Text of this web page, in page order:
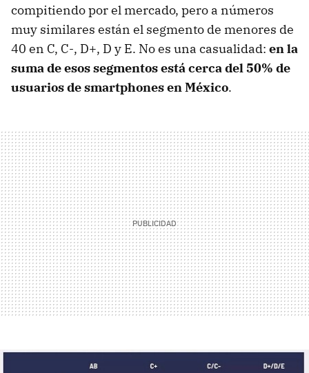
compitiendo por el mercado, pero a números
muy similares están el segmento de menores de
40 en C, C-, D+, D y E. No es una casualidad: en la
suma de esos segmentos está cerca del 50% de
usuarios de smartphones en México.